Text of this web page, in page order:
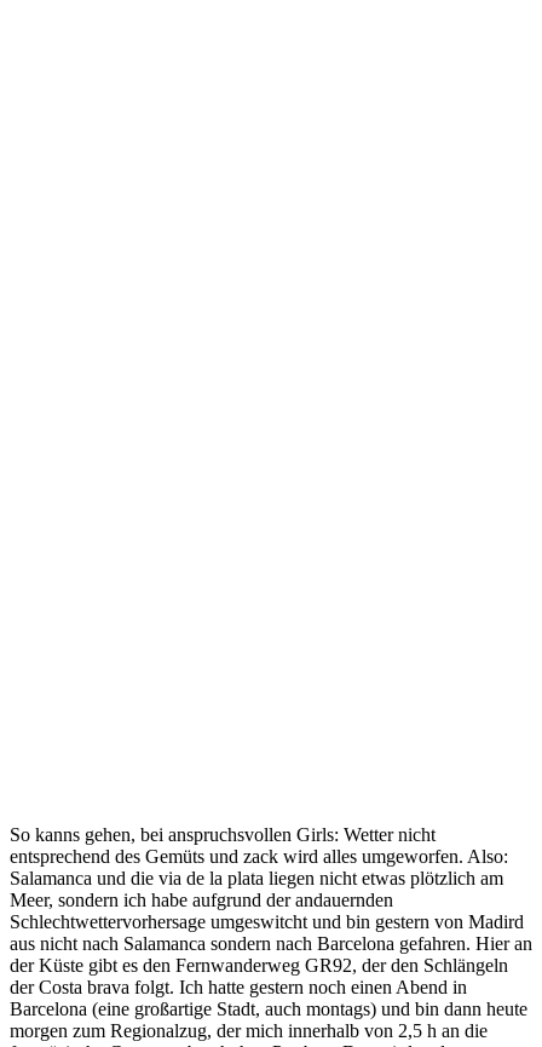
So kanns gehen, bei anspruchsvollen Girls: Wetter nicht
entsprechend des Gemüts und zack wird alles umgeworfen. Also:
Salamanca und die via de la plata liegen nicht etwas plötzlich am
Meer, sondern ich habe aufgrund der andauernden
Schlechtwettervorhersage umgeswitcht und bin gestern von Madird
aus nicht nach Salamanca sondern nach Barcelona gefahren. Hier an
der Küste gibt es den Fernwanderweg GR92, der den Schlängeln
der Costa brava folgt. Ich hatte gestern noch einen Abend in
Barcelona (eine großartige Stadt, auch montags) und bin dann heute
morgen zum Regionalzug, der mich innerhalb von 2,5 h an die